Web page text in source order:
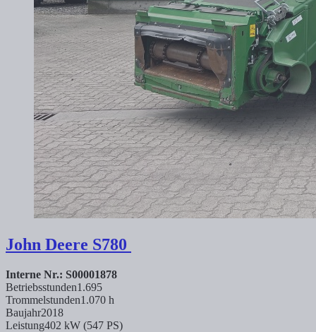
John Deere S780
Interne Nr.: S00001878
Betriebsstunden1.695
Trommelstunden1.070 h
Baujahr2018
Leistung402 kW (547 PS)